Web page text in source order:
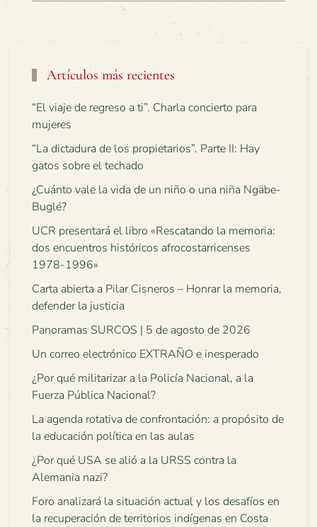
Artículos más recientes
“El viaje de regreso a ti”. Charla concierto para
mujeres
“La dictadura de los propietarios”. Parte II: Hay
gatos sobre el techado
¿Cuánto vale la vida de un niño o una niña Ngäbe-
Buglé?
UCR presentará el libro «Rescatando la memoria:
dos encuentros históricos afrocostarricenses
1978-1996»
Carta abierta a Pilar Cisneros – Honrar la memoria,
defender la justicia
Panoramas SURCOS | 5 de agosto de 2026
Un correo electrónico EXTRAÑO e inesperado
¿Por qué militarizar a la Policía Nacional, a la
Fuerza Pública Nacional?
La agenda rotativa de confrontación: a propósito de
la educación política en las aulas
¿Por qué USA se alió a la URSS contra la
Alemania nazi?
Foro analizará la situación actual y los desafíos en
la recuperación de territorios indígenas en Costa